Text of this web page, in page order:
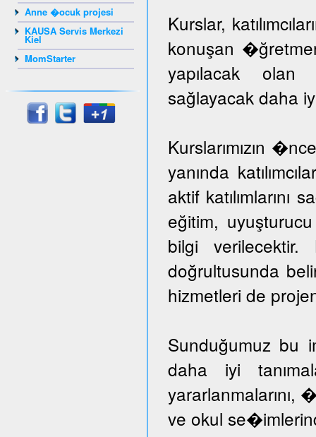
Anne �ocuk projesi
KAUSA Servis Merkezi
Kiel
MomStarter
Kurslar,
konuşan
yapılacak olan
sağlayacak daha
Kurslarımızın
yanında
aktif
eğitim,
bilgi verilecektir.
doğrultusunda
hizmetleri de
Sunduğumuz bu
daha iyi
yararlanmalarını,
ve okul